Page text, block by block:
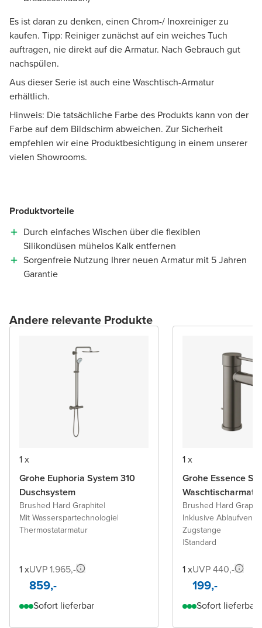
Es ist daran zu denken, einen Chrom-/ Inoxreiniger zu
kaufen. Tipp: Reiniger zunächst auf ein weiches Tuch
auftragen, nie direkt auf die Armatur. Nach Gebrauch gut
nachspülen.
Aus dieser Serie ist auch eine Waschtisch-Armatur
erhältlich.
Hinweis: Die tatsächliche Farbe des Produkts kann von der
Farbe auf dem Bildschirm abweichen. Zur Sicherheit
empfehlen wir eine Produktbesichtigung in einem unserer
vielen Showrooms.
Produktvorteile
Durch einfaches Wischen über die flexiblen
Silikondüsen mühelos Kalk entfernen
Sorgenfreie Nutzung Ihrer neuen Armatur mit 5 Jahren
Garantie
Andere relevante Produkte
1 x
Grohe Euphoria System 310
Duschsystem
Brushed Hard Graphite|
Mit Wasserspartechnologie|
Thermostatarmatur
1 xUVP 1.965,-
859,-
Sofort lieferbar
1 x
Grohe Essence S
Brushed Hard
Inklusive Ablaufventil
Zugstange
|Standard
1 xUVP 440,-
199,-
Sofort lieferbar